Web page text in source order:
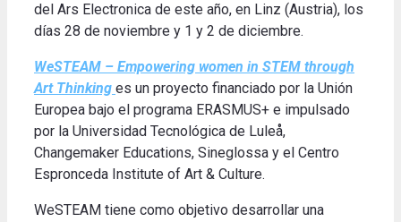
del Ars Electronica de este año, en Linz (Austria), los
días 28 de noviembre y 1 y 2 de diciembre.
WeSTEAM – Empowering women in STEM through
Art Thinking es un proyecto financiado por la Unión
Europea bajo el programa ERASMUS+ e impulsado
por la Universidad Tecnológica de Luleå,
Changemaker Educations, Sineglossa y el Centro
Espronceda Institute of Art & Culture.
WeSTEAM tiene como objetivo desarrollar una